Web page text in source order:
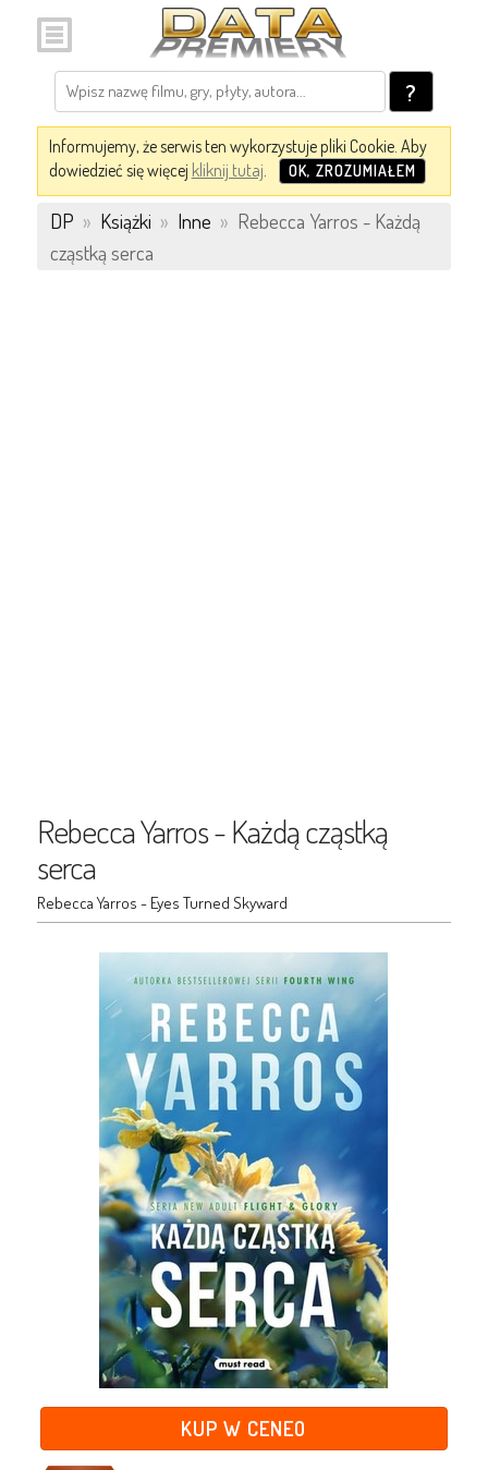
?
Informujemy, że serwis ten wykorzystuje pliki Cookie. Aby
dowiedzieć się więcej kliknij tutaj. OK, ZROZUMIAŁEM
DP » Książki » Inne » Rebecca Yarros - Każdą
cząstką serca
Rebecca Yarros - Każdą cząstką
serca
Rebecca Yarros - Eyes Turned Skyward
KUP W CENEO